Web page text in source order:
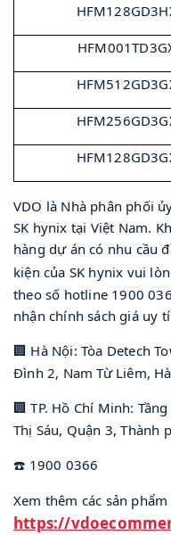
VDO là Nhà phân phối
SK hynix tại Việt Nam.
hàng dự án có nhu cầu
kiện của SK hynix vui
theo số hotline 1900
nhận chính sách giá uy
🏢 Hà Nội: Tòa Detech
Đình 2, Nam Từ Liêm,
🏢 TP. Hồ Chí Minh:
Thị Sáu, Quận 3, Thành
☎ ️ 1900 0366
Xem thêm các sản phẩm
https://